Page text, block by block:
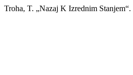
Troha, T. „Nazaj K Izrednim Stanjem“.